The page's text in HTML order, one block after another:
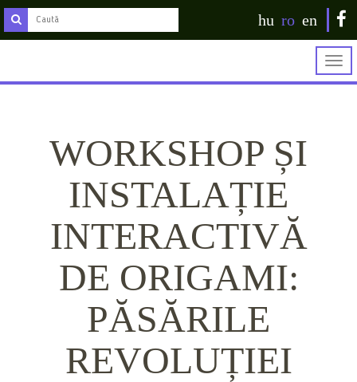
hu ro en
WORKSHOP ȘI
INSTALAȚIE
INTERACTIVĂ
DE ORIGAMI:
PĂSĂRILE
REVOLUȚIEI